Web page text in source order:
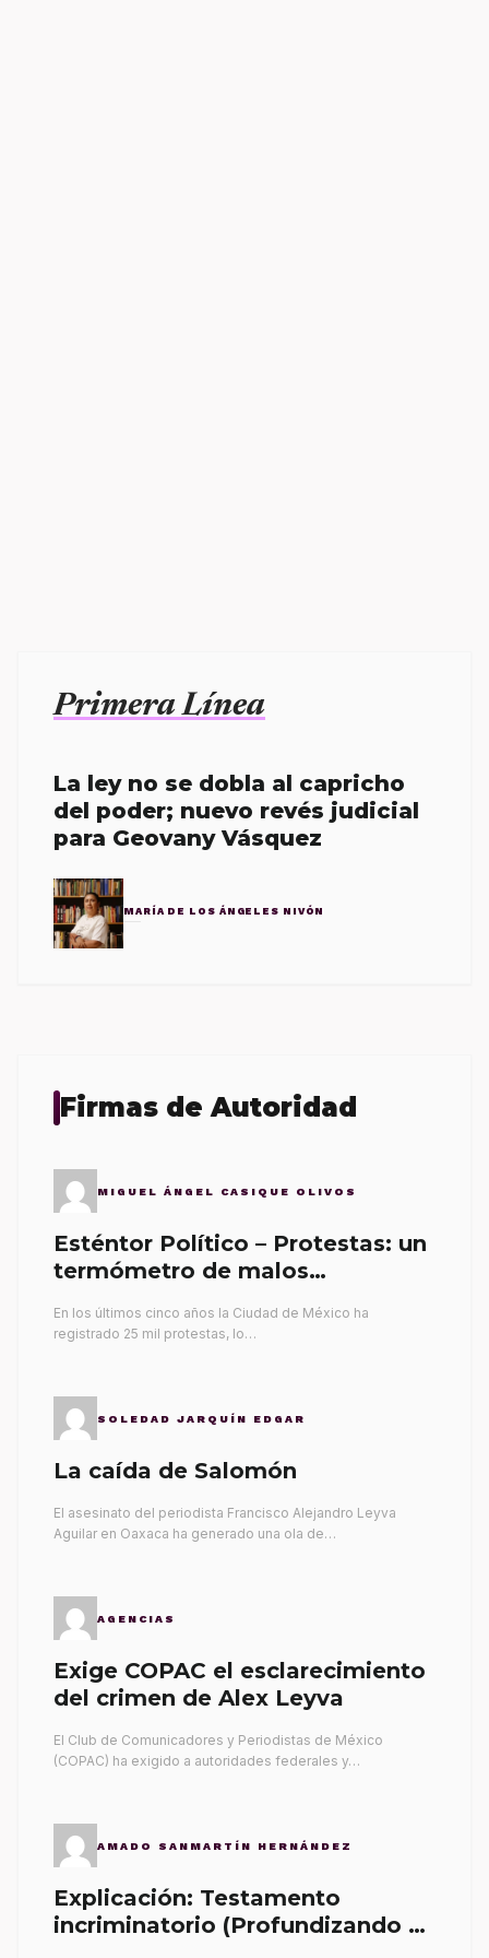
Primera Línea
La ley no se dobla al capricho
del poder; nuevo revés judicial
para Geovany Vásquez
MARÍA DE LOS ÁNGELES NIVÓN
Firmas de Autoridad
MIGUEL ÁNGEL CASIQUE OLIVOS
Esténtor Político – Protestas: un
termómetro de malos
En los últimos cinco años la Ciudad de México ha
registrado 25 mil protestas, lo…
SOLEDAD JARQUÍN EDGAR
La caída de Salomón
El asesinato del periodista Francisco Alejandro Leyva
Aguilar en Oaxaca ha generado una ola de…
AGENCIAS
Exige COPAC el esclarecimiento
del crimen de Alex Leyva
El Club de Comunicadores y Periodistas de México
(COPAC) ha exigido a autoridades federales y…
AMADO SANMARTÍN HERNÁNDEZ
Explicación: Testamento
incriminatorio (Profundizando su